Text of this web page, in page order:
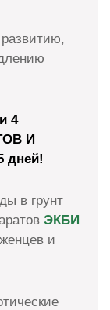
4
И
дней!
в грунт
ЭКБИ
и